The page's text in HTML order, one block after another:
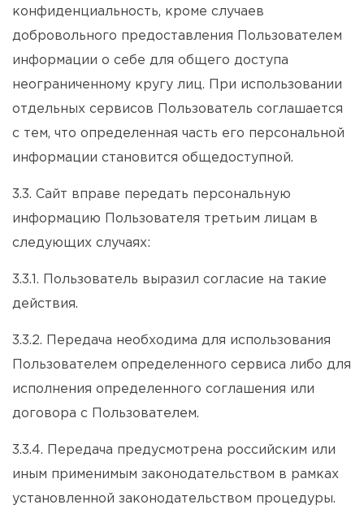
конфиденциальность, кроме случаев
добровольного предоставления Пользователем
информации о себе для общего доступа
неограниченному кругу лиц. При использовании
отдельных сервисов Пользователь соглашается
с тем, что определенная часть его персональной
информации становится общедоступной.
3.3. Сайт вправе передать персональную
информацию Пользователя третьим лицам в
следующих случаях:
3.3.1. Пользователь выразил согласие на такие
действия.
3.3.2. Передача необходима для использования
Пользователем определенного сервиса либо для
исполнения определенного соглашения или
договора с Пользователем.
3.3.4. Передача предусмотрена российским или
иным применимым законодательством в рамках
установленной законодательством процедуры.